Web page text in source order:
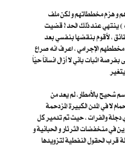
و هزم مخططاتهم و لكن ملف
) ينتهي عند ذلك الحد ! قضيت
، لأقوم بنقضها بنفسي بعد
الإجرامي ، اعرف انه صراع
اثبات باني لا أزال انساناً حيّاً
عام 2040 ، و بعد موسم شحيح بالأمطار، لم يعد من
لا في المدن الكبيرة المزدحمة
دجلة والفرات ، حيث تم تدمير كل
في منخفضات الثرثار و الحبانية و
قرب الحقول النفطية لتزويدها